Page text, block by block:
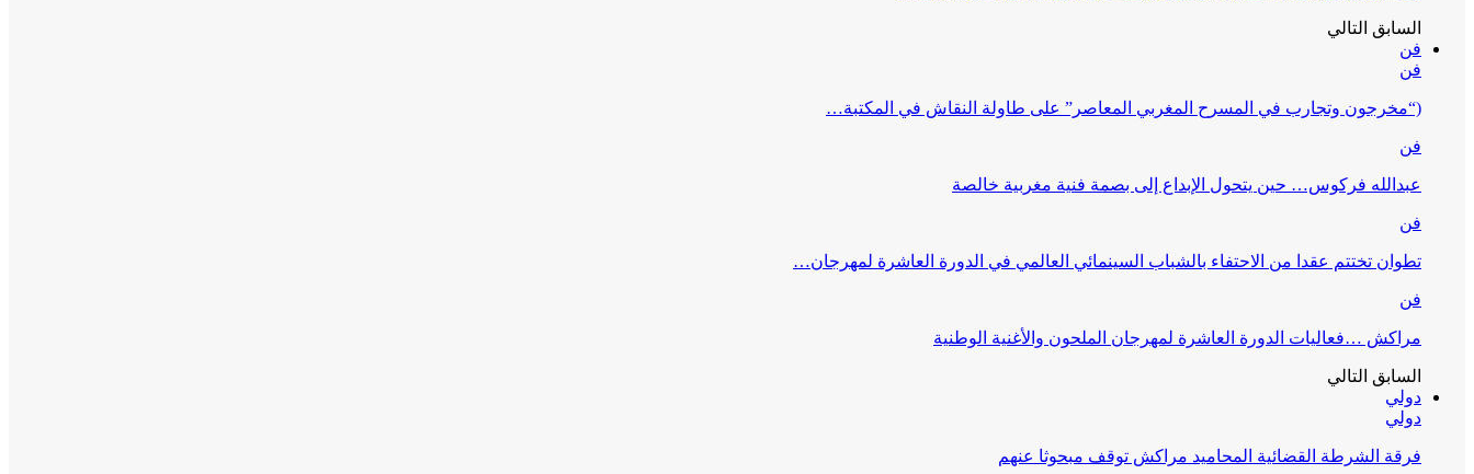
السابق التالي
فن
فن
(“مخرجون وتجارب في المسرح المغربي المعاصر” على طاولة النقاش في المكتبة…
فن
عبدالله فركوس… حين يتحول الإبداع إلى بصمة فنية مغربية خالصة
فن
تطوان تختتم عقدا من الاحتفاء بالشباب السينمائي العالمي في الدورة العاشرة لمهرجان…
فن
مراكش …فعاليات الدورة العاشرة لمهرجان الملحون والأغنية الوطنية
السابق التالي
دولي
دولي
فرقة الشرطة القضائية المحاميد مراكش توقف مبحوثا عنهم